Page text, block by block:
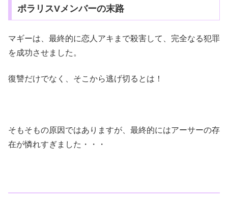
ポラリスVメンバーの末路
マギーは、最終的に恋人アキまで殺害して、完全なる犯罪
を成功させました。
復讐だけでなく、そこから逃げ切るとは！
そもそもの原因ではありますが、最終的にはアーサーの存
在が憐れすぎました・・・